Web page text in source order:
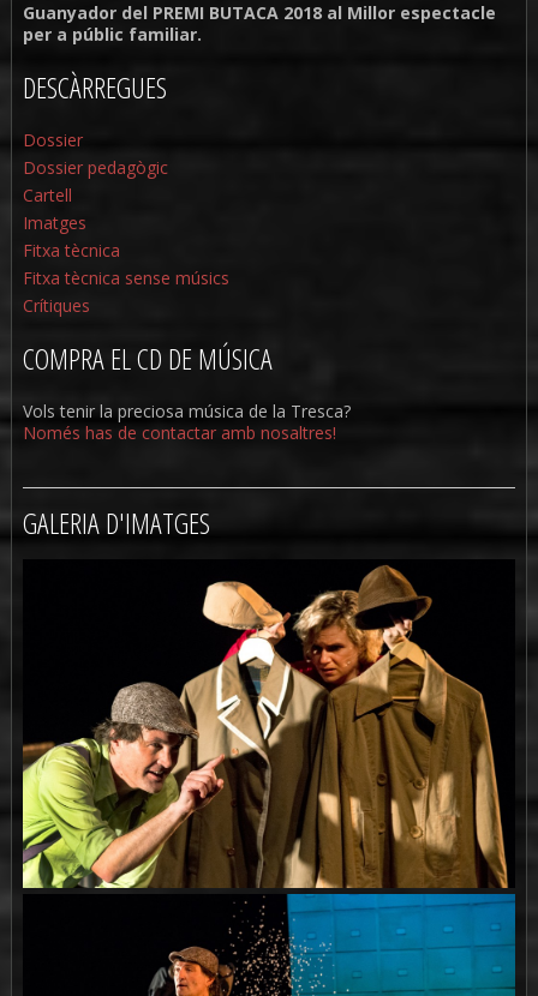
Guanyador del PREMI BUTACA 2018 al Millor espectacle
per a públic familiar.
DESCÀRREGUES
Dossier
Dossier pedagògic
Cartell
Imatges
Fitxa tècnica
Fitxa tècnica sense músics
Crítiques
COMPRA EL CD DE MÚSICA
Vols tenir la preciosa música de la Tresca?
Només has de contactar amb nosaltres!
GALERIA D'IMATGES